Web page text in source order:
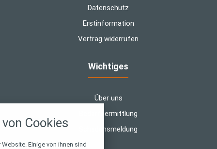
Datenschutz
Erstinformation
Vertrag widerrufen
Wichtiges
Über uns
Bedarfsermittlung
Schadensmeldung
Cookies
Einige von ihnen sind
alle verwendeten Cookies und
zu blockieren.